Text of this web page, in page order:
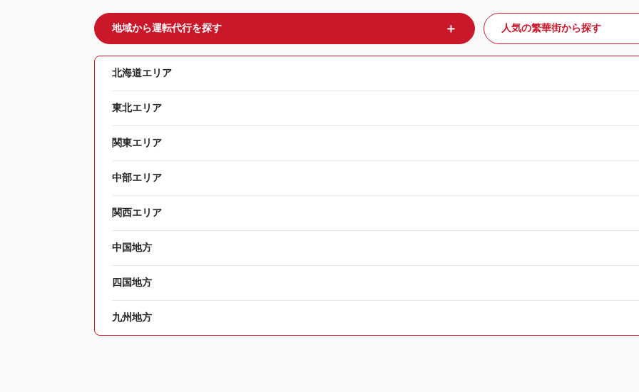
地域から運転代行を探す ＋ 人気の繁華街から探す
北海道エリア
東北エリア
関東エリア
中部エリア
関西エリア
中国地方
四国地方
九州地方